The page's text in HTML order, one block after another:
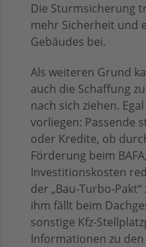
Die Sturmsicherung
mehr Sicherheit und
Gebäudes bei.
Als weiteren Grund
auch die Schaffung
nach sich ziehen.
vorliegen: Passende
oder Kredite, ob
Förderung beim
Investitionskosten
der „Bau-Turbo-
ihm fällt beim
sonstige Kfz-
Informationen zu